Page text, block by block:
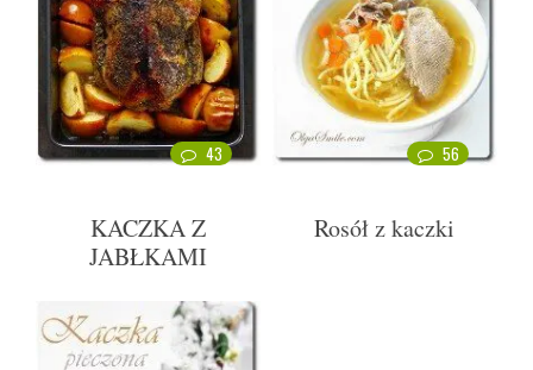
43
KACZKA Z
JABŁKAMI
56
Rosół z kaczki